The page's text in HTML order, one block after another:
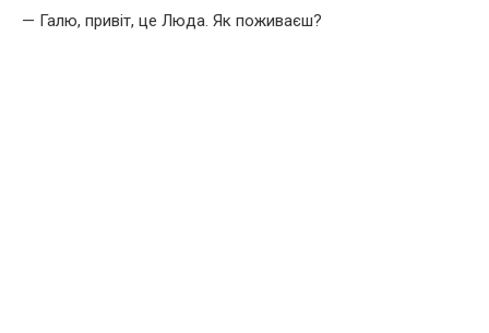
— Галю, привіт, це Люда. Як поживаєш?